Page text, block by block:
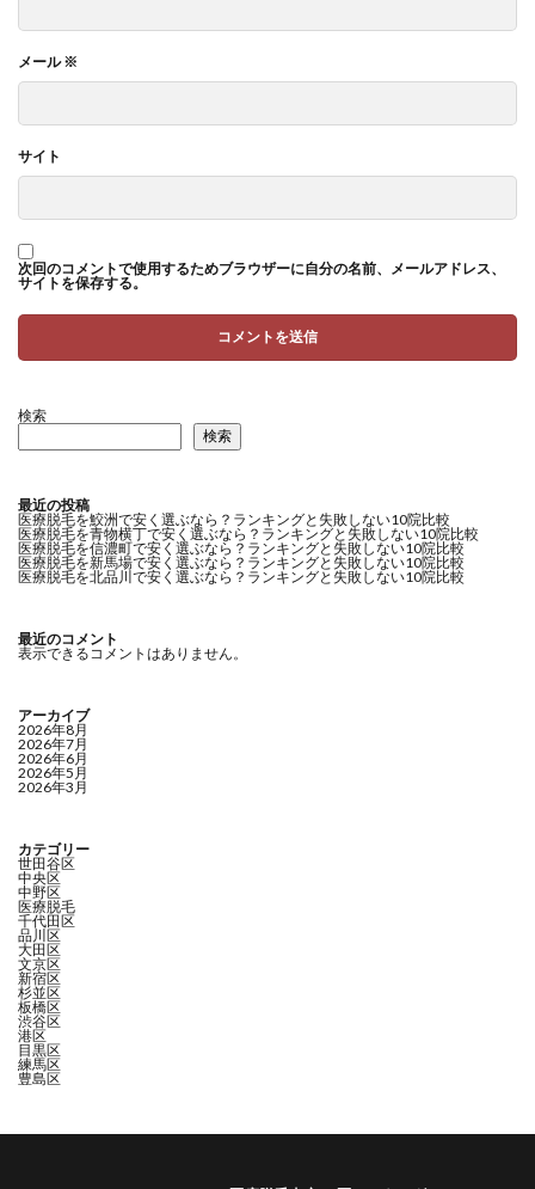
メール※
サイト
次回のコメントで使用するためブラウザーに自分の名前、メールアドレス、
サイトを保存する。
検索
検索
最近の投稿
医療脱毛を鮫洲で安く選ぶなら？ランキングと失敗しない10院比較
医療脱毛を青物横丁で安く選ぶなら？ランキングと失敗しない10院比較
医療脱毛を信濃町で安く選ぶなら？ランキングと失敗しない10院比較
医療脱毛を新馬場で安く選ぶなら？ランキングと失敗しない10院比較
医療脱毛を北品川で安く選ぶなら？ランキングと失敗しない10院比較
最近のコメント
表示できるコメントはありません。
アーカイブ
2026年8月
2026年7月
2026年6月
2026年5月
2026年3月
カテゴリー
世田谷区
中央区
中野区
医療脱毛
千代田区
品川区
大田区
文京区
新宿区
杉並区
板橋区
渋谷区
港区
目黒区
練馬区
豊島区